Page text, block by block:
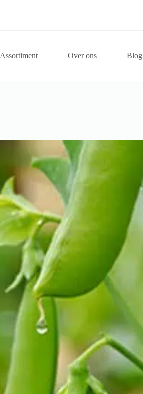
Assortiment Over ons Blog